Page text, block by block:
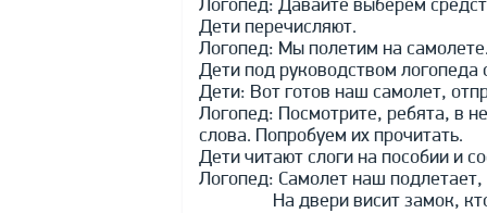
Логопед: Давайте выберем
Дети перечисляют.
Логопед: Мы полетим на
Дети под руководством логопеда
Дети: Вот готов наш самолет,
Логопед: Посмотрите, ребята, в
слова. Попробуем их прочитать.
Дети читают слоги на пособии и
Логопед: Самолет наш подлетает,
На двери висит замок, кто